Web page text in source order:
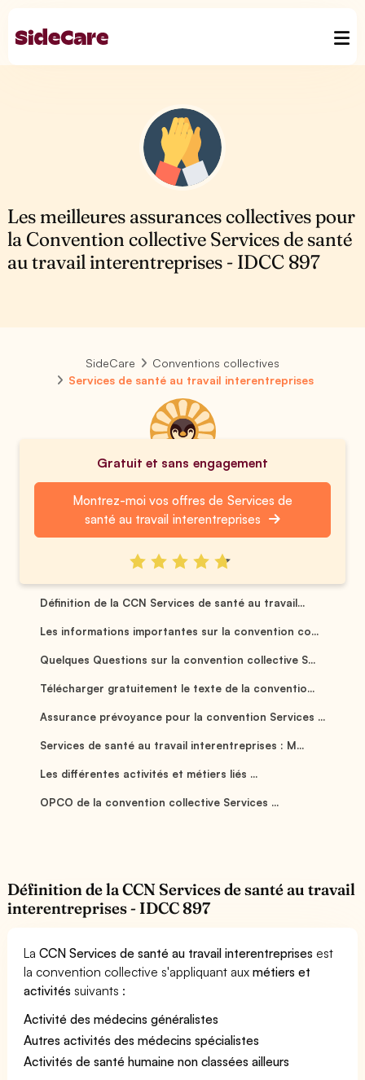
Les meilleures assurances collectives pour
la Convention collective Services de santé
au travail interentreprises - IDCC 897
SideCare
Conventions collectives
Services de santé au travail interentreprises
Gratuit et sans engagement
Montrez-moi vos offres de Services de
santé au travail interentreprises
Définition de la CCN Services de santé au travail...
Les informations importantes sur la convention co...
Quelques Questions sur la convention collective S...
Télécharger gratuitement le texte de la conventio...
Assurance prévoyance pour la convention Services ...
Services de santé au travail interentreprises : M...
Les différentes activités et métiers liés ...
OPCO de la convention collective Services ...
Définition de la CCN Services de santé au travail
interentreprises - IDCC 897
LaCCN Services de santé au travail interentreprises est
la convention collective s'appliquant auxmétiers et
activités suivants :
Activité des médecins généralistes
Autres activités des médecins spécialistes
Activités de santé humaine non classées ailleurs